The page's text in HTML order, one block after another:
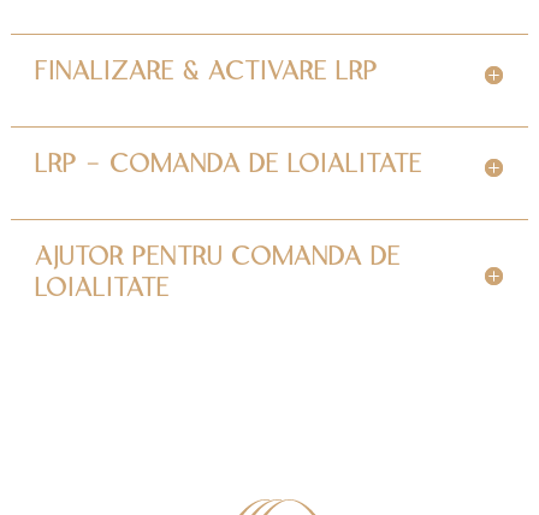
FINALIZARE & ACTIVARE LRP
LRP - COMANDA DE LOIALITATE
AJUTOR PENTRU COMANDA DE
LOIALITATE